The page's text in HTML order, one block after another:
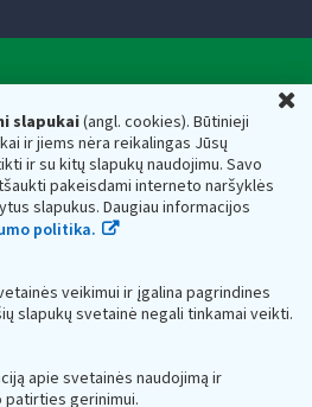
slapukai(angl. cookies). Būtinieji
ir jiems nėra reikalingas Jūsų
ir su kitų slapukų naudojimu. Savo
pakeisdami interneto naršyklės
slapukus. Daugiau informacijos
politika.
veikimui ir įgalina pagrindines
slapukų svetainė negali tinkamai veikti.
apie svetainės naudojimą ir
patirties gerinimui.
ministerijos
kodas — 188659752,
01107 Vilnius, Lietuva, el.paštas:
adresas 188659752
inspekciją prie Lietuvos
kaupiami ir saugomi Juridinių